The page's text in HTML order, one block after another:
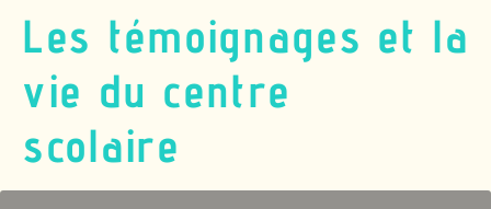
Les témoignages et la
vie du centre
scolaire